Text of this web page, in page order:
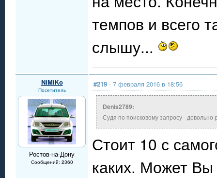
темпов и всего
слышу...
NiMiKo
Посетитель
Ростов-на-Дону
Сообщений: 2360
#219 - 7 февраля 2016 в 18:56
Denis2789:
Судя по поисковому запросу -
Стоит 10 с
каких. Может